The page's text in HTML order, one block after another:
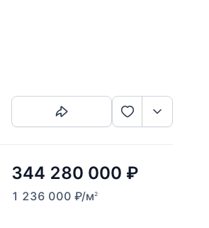
344 280 000 ₽
1 236 000 ₽/м2